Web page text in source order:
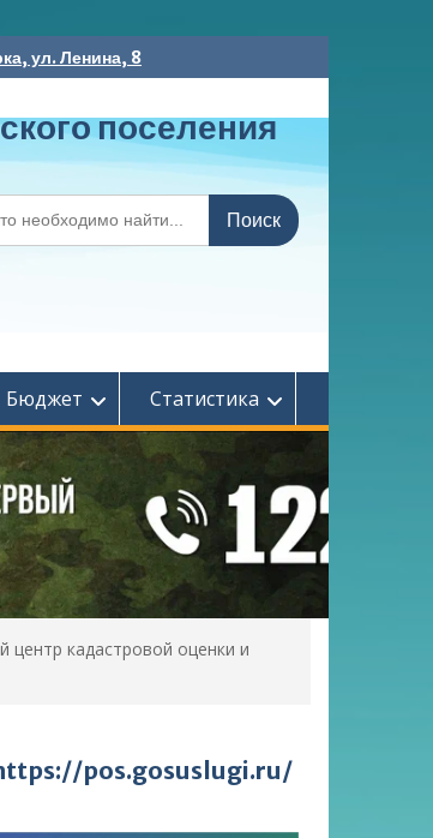
ул. Ленина, 8
поселения
Бюджет Статистика
кадастровой оценки и
pos.gosuslugi.ru/